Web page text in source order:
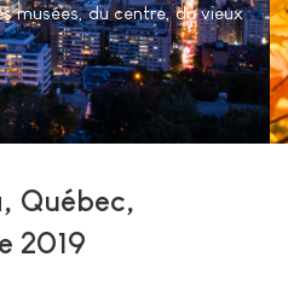
musées, du centre, du vieux
Québec,
2019